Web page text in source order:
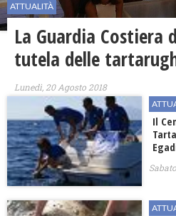
ATTUALITÀ
La Guardia Costiera
tutela delle
Lunedì, 20 Agosto 2018
Il